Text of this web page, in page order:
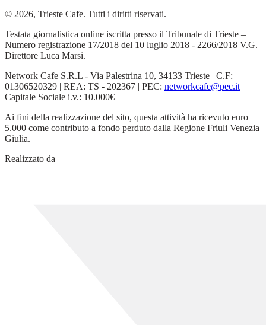
© 2026, Trieste Cafe. Tutti i diritti riservati.
Testata giornalistica online iscritta presso il Tribunale di Trieste –
Numero registrazione 17/2018 del 10 luglio 2018 - 2266/2018 V.G.
Direttore Luca Marsi.
Network Cafe S.R.L - Via Palestrina 10, 34133 Trieste | C.F:
01306520329 | REA: TS - 202367 | PEC: networkcafe@pec.it |
Capitale Sociale i.v.: 10.000€
Ai fini della realizzazione del sito, questa attività ha ricevuto euro
5.000 come contributo a fondo perduto dalla Regione Friuli Venezia
Giulia.
Realizzato da